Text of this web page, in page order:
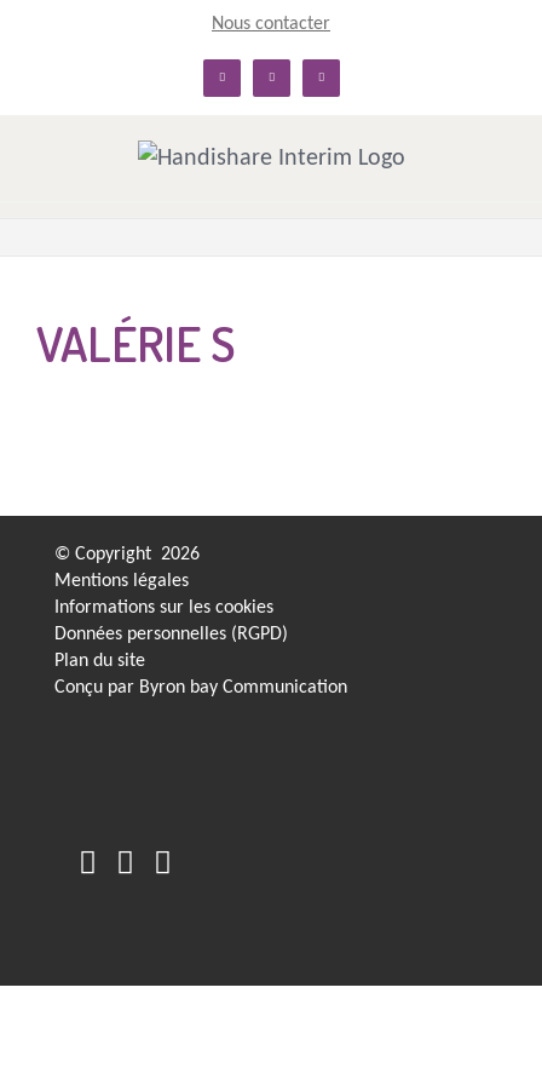
Nous contacter
linkedin facebook twitter
VALÉRIE S
© Copyright 2026
Mentions légales
Informations sur les cookies
Données personnelles (RGPD)
Plan du site
Conçu par Byron bay Communication